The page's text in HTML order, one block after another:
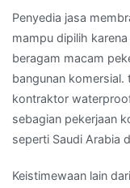
Penyedia jasa
mampu dipilih
beragam macam
bangunan komersial.
kontraktor
sebagian pekerjaan
seperti Saudi Arabia
Keistimewaan lain